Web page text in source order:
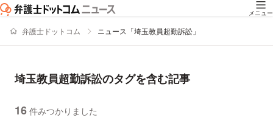
メニュー
弁護士ドットコム ニュース「埼玉教員超勤訴訟」
埼玉教員超勤訴訟のタグを含む記事
16 件みつかりました